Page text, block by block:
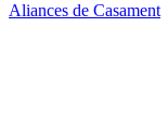
Aliances de Casament